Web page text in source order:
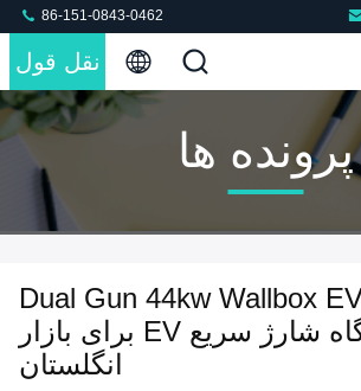
86-151-0843-0462
نقل قول
پرونده ها
Dual Gun 44kw Wallbox
AC ایستگاه شارژ سریع EV برای بازار
انگلستان